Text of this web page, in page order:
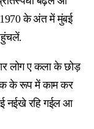
के अंत में मुंबई
लोग ए कला के छोड़
के रूप में काम कर
नईखे रहि गईल आ